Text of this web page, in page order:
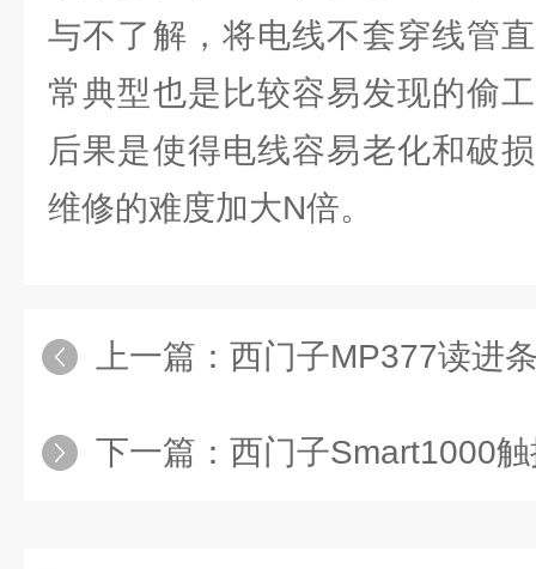
与不了解，将电线不套穿线管
常典型也是比较容易发现的偷
后果是使得电线容易老化和破
维修的难度加大N倍。
上一篇： 西门子MP377读进
下一篇： 西门子Smart1000